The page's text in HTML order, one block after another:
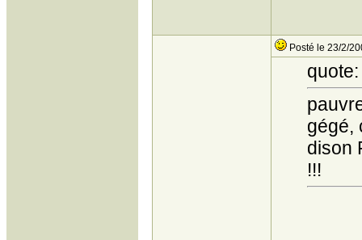
Posté le 23/2/
quote:
gégé,
dison
!!!